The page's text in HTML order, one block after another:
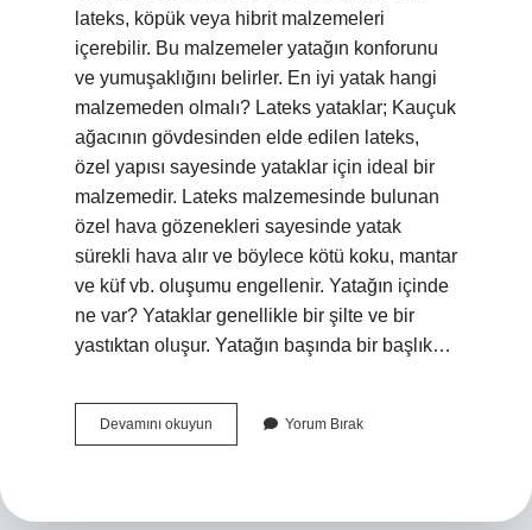
lateks, köpük veya hibrit malzemeleri
içerebilir. Bu malzemeler yatağın konforunu
ve yumuşaklığını belirler. En iyi yatak hangi
malzemeden olmalı? Lateks yataklar; Kauçuk
ağacının gövdesinden elde edilen lateks,
özel yapısı sayesinde yataklar için ideal bir
malzemedir. Lateks malzemesinde bulunan
özel hava gözenekleri sayesinde yatak
sürekli hava alır ve böylece kötü koku, mantar
ve küf vb. oluşumu engellenir. Yatağın içinde
ne var? Yataklar genellikle bir şilte ve bir
yastıktan oluşur. Yatağın başında bir başlık…
Devamını okuyun
Hangi
Yorum Bırak